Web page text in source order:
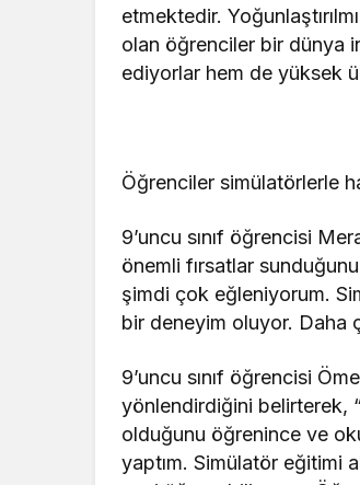
etmektedir.
olan öğrenciler bir dünya
ediyorlar hem de yüksek
Öğrenciler simülatörlerle
9’uncu sınıf öğrencisi
önemli fırsatlar
şimdi çok eğleniyorum.
bir deneyim oluyor. Daha
9’uncu sınıf öğrencisi
yönlendirdiğini belirterek,
olduğunu öğrenince ve
yaptım. Simülatör eğitimi